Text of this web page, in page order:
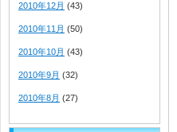
2010年12月 (43)
2010年11月 (50)
2010年10月 (43)
2010年9月 (32)
2010年8月 (27)